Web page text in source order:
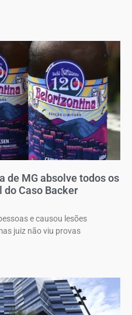
de MG absolve todos os
do Caso Backer
e causou lesões
juiz não viu provas